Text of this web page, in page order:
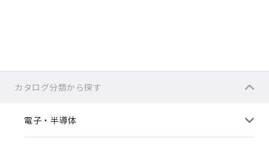
カタログ分類から探す
電子・半導体